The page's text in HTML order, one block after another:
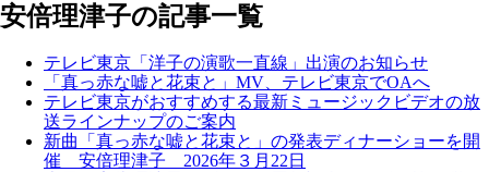
安倍理津子の記事一覧
テレビ東京「洋子の演歌一直線」出演のお知らせ
「真っ赤な嘘と花束と」MV、テレビ東京でOAへ
テレビ東京がおすすめする最新ミュージックビデオの放
送ラインナップのご案内
新曲「真っ赤な嘘と花束と」の発表ディナーショーを開
催 安倍理津子 2026年３月22日